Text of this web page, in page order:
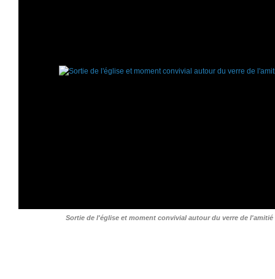
Sortie de l'église et moment convivial autour du verre de